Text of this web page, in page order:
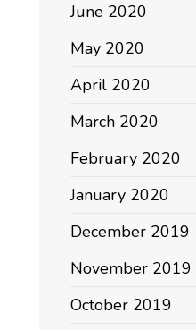
June 2020
May 2020
April 2020
March 2020
February 2020
January 2020
December 2019
November 2019
October 2019